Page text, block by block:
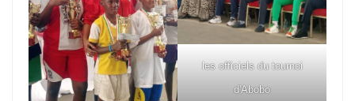
les officiels du tournoi
d'Abobo